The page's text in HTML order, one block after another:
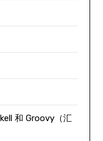
和 Groovy（汇